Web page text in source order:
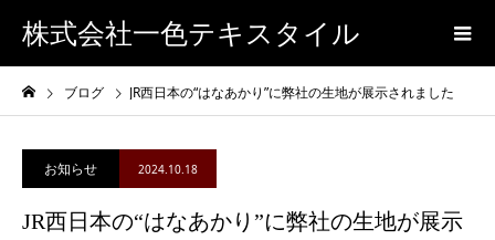
株式会社一色テキスタイル
ブログ JR西日本の“はなあかり”に弊社の生地が展示されました
お知らせ 2024.10.18
JR西日本の“はなあかり”に弊社の生地が展示